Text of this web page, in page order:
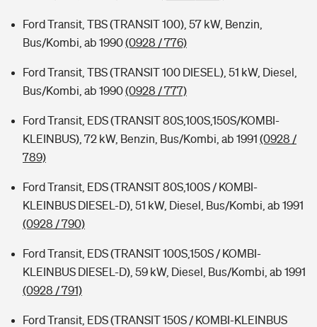
Ford Transit, TBS (TRANSIT 100), 57 kW, Benzin,
Bus/Kombi, ab 1990(0928 / 776)
Ford Transit, TBS (TRANSIT 100 DIESEL), 51 kW, Diesel,
Bus/Kombi, ab 1990(0928 / 777)
Ford Transit, EDS (TRANSIT 80S,100S,150S/KOMBI-
KLEINBUS), 72 kW, Benzin, Bus/Kombi, ab 1991 (0928 /
789)
Ford Transit, EDS (TRANSIT 80S,100S / KOMBI-
KLEINBUS DIESEL-D), 51 kW, Diesel, Bus/Kombi, ab 1991
(0928 / 790)
Ford Transit, EDS (TRANSIT 100S,150S / KOMBI-
KLEINBUS DIESEL-D), 59 kW, Diesel, Bus/Kombi, ab 1991
(0928 / 791)
Ford Transit, EDS (TRANSIT 150S / KOMBI-KLEINBUS